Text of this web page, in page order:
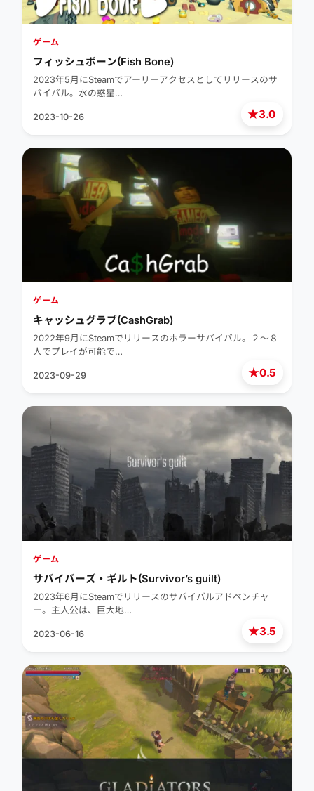
★3.0
ゲーム
フィッシュボーン(Fish Bone)
2023年5月にSteamでアーリーアクセスとしてリリースのサ
バイバル。水の惑星…
2023-10-26
★0.5
ゲーム
キャッシュグラブ(CashGrab)
2022年9月にSteamでリリースのホラーサバイバル。２～８
人でプレイが可能で…
2023-09-29
★3.5
ゲーム
サバイバーズ・ギルト(Survivor’s guilt)
2023年6月にSteamでリリースのサバイバルアドベンチャ
ー。主人公は、巨大地…
2023-06-16